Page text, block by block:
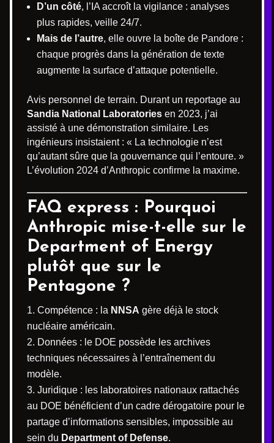
D’un côté, l’IA accroît la vigilance : analyses
plus rapides, veille 24/7.
Mais de l’autre, elle ouvre la boîte de Pandore :
chaque progrès dans la génération de texte
augmente la surface d’attaque potentielle.
Avis personnel de terrain. Durant un reportage au
Sandia National Laboratories en 2023, j’ai
assisté à une démonstration similaire. Les
ingénieurs insistaient : « La technologie n’est
qu’autant sûre que la gouvernance qui l’entoure. »
L’évolution 2024 d’Anthropic confirme la maxime.
FAQ express : Pourquoi
Anthropic mise-t-elle sur le
Department of Energy
plutôt que sur le
Pentagone ?
Compétence : la NNSA gère déjà le stock
nucléaire américain.
Données : le DOE possède les archives
techniques nécessaires à l’entraînement du
modèle.
Juridique : les laboratoires nationaux rattachés
au DOE bénéficient d’un cadre dérogatoire pour le
partage d’informations sensibles, impossible au
sein du Department of Defense.